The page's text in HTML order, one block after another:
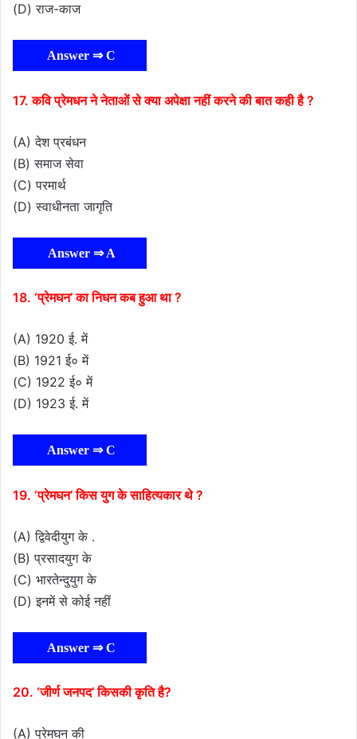
(D) राज-काज
Answer ⇒ C
17. कवि प्रेमधन ने नेताओं से क्या अपेक्षा नहीं करने की बात कही है ?
(A) देश प्रबंधन
(B) समाज सेवा
(C) परमार्थ
(D) स्वाधीनता जागृति
Answer ⇒ A
18. ‘प्रेमघन’ का निधन कब हुआ था ?
(A) 1920 ई. में
(B) 1921 ई० में
(C) 1922 ई० में
(D) 1923 ई. में
Answer ⇒ C
19. ‘प्रेमघन’ किस युग के साहित्यकार थे ?
(A) द्विवेदीयुग के .
(B) प्रसादयुग के
(C) भारतेन्दुयुग के
(D) इनमें से कोई नहीं
Answer ⇒ C
20. ‘जीर्ण जनपद’ किसकी कृति है?
(A) प्रेमघन की